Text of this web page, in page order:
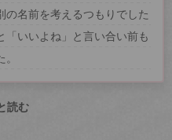
の名前を考えるつもりでした
「いいよね」と言い合い前も
読む